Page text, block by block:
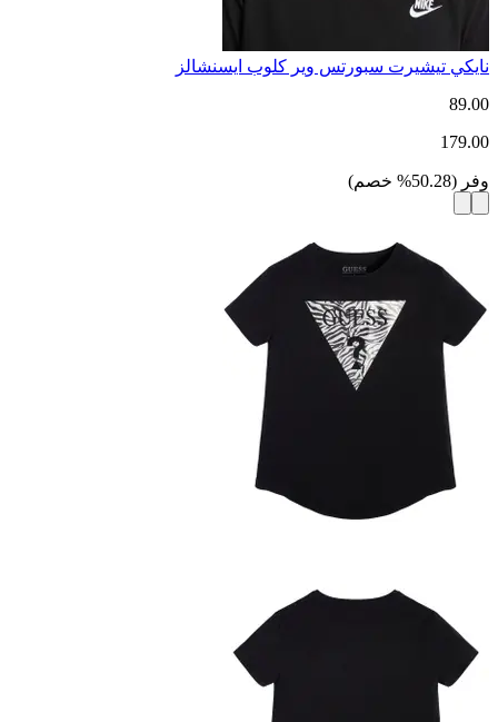
نايكي تيشيرت سبورتس وير كلوب ايسنشالز
89.00
179.00
وفر (
50.28
% خصم)